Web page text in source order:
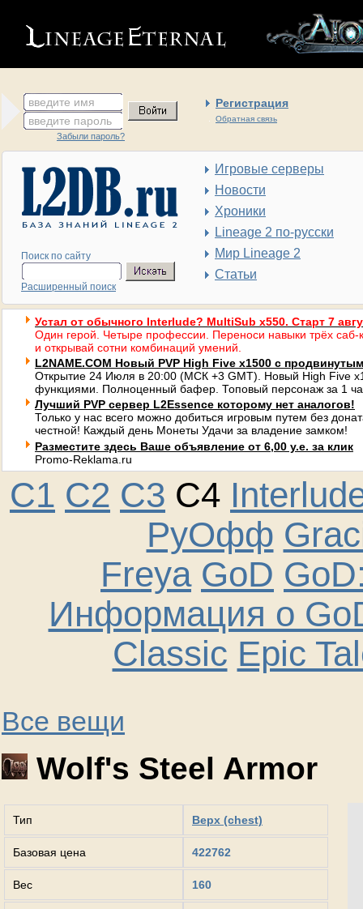
введите имя Регистрация
Обратная связь
введите пароль
Забыли пароль?
Поиск по сайту
Расширенный поиск
Игровые серверы
Новости
Хроники
Lineage 2 по-русски
Мир Lineage 2
Статьи
Устал от обычного Interlude? MultiSub x550. Старт 7
Один герой. Четыре профессии. Переноси навыки трёх саб-
и открывай сотни комбинаций умений.
L2NAME.COM Новый PVP High Five x1500 с
Открытие 24 Июля в 20:00 (МСК +3 GMT). Новый High Five
функциями. Полноценный бафер. Топовый персонаж за 1
Лучший PVP сервер L2Essence которому нет аналогов!
Только у нас всего можно добиться игровым путем без
честной! Каждый день Монеты Удачи за владение замком!
Разместите здесь Ваше объявление от 6,00 у.е. за клик
Promo-Reklama.ru
C1 C2 C3 C4
РуОфф
Freya GoD
Информация о
Classic Epic
Все вещи
Wolf's Steel Armor
Тип Верх (chest)
Базовая цена 422762
Вес 160